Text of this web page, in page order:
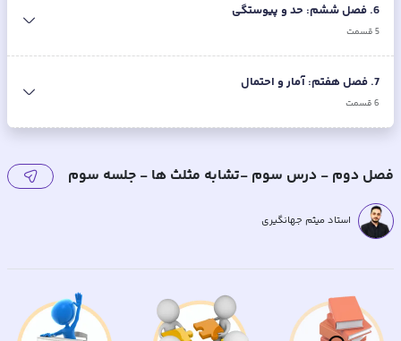
6
. فصل ششم: حد و پیوستگی
5قسمت
7
. فصل هفتم: آمار و احتمال
6قسمت
فصل دوم - درس سوم -تشابه مثلث ها - جلسه سوم
استاد میثم جهانگیری